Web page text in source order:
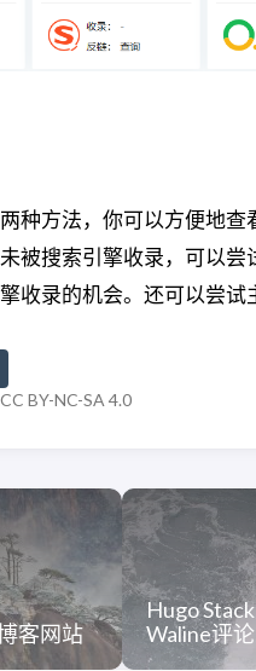
种方法，你可以方便地
被搜索引擎收录，可以
收录的机会。还可以尝试
BY-NC-SA 4.0
客网站
Hugo
Waline评